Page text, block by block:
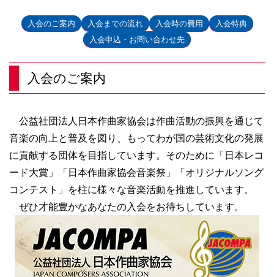
入会のご案内 入会までの流れ 入会時の費用
入会特典
入会申込・お問い合わせ先
入会のご案内
公益社団法人日本作曲家協会は作曲活動の振興を通じて
音楽の向上と普及を図り、もってわが国の芸術文化の発展
に貢献する団体を目指しています。そのために「日本レコ
ード大賞」「日本作曲家協会音楽祭」「オリジナルソング
コンテスト」を柱に様々な音楽活動を推進しています。
ぜひ才能豊かなあなたの入会をお待ちしています。